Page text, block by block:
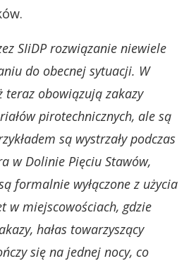
SIiDP rozwiązanie niewiele
do obecnej sytuacji. W
teraz obowiązują zakazy
pirotechnicznych, ale są
są wystrzały podczas
w Dolinie Pięciu Stawów,
formalnie wyłączone z użycia
w miejscowościach, gdzie
hałas towarzyszący
się na jednej nocy, co